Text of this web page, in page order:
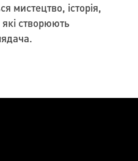
мистецтво, історія,
які створюють